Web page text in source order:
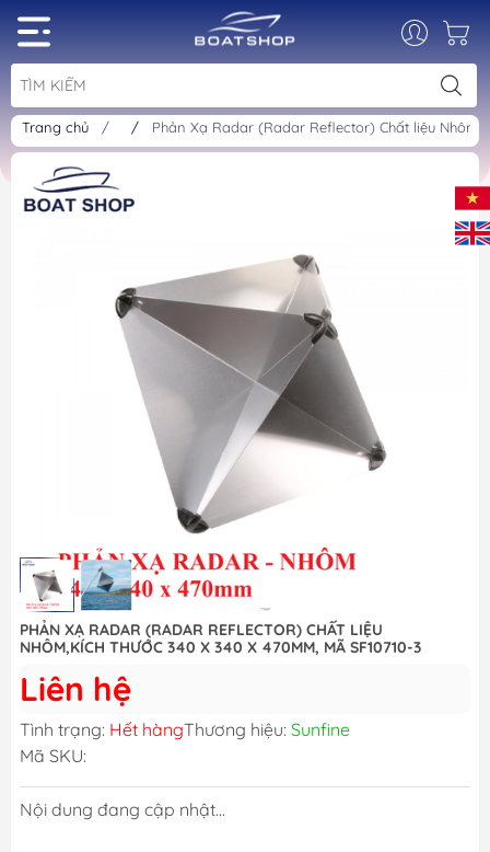
Trang chủ / / Phản Xạ Radar (Radar Reflector) Chất liệu
PHẢN XẠ RADAR (RADAR REFLECTOR) CHẤT LIỆU
NHÔM,KÍCH THƯỚC 340 X 340 X 470MM, MÃ SF10710-3
Liên hệ
Tình trạng: Hết hàngThương hiệu: Sunfine
Mã SKU:
Nội dung đang cập nhật...